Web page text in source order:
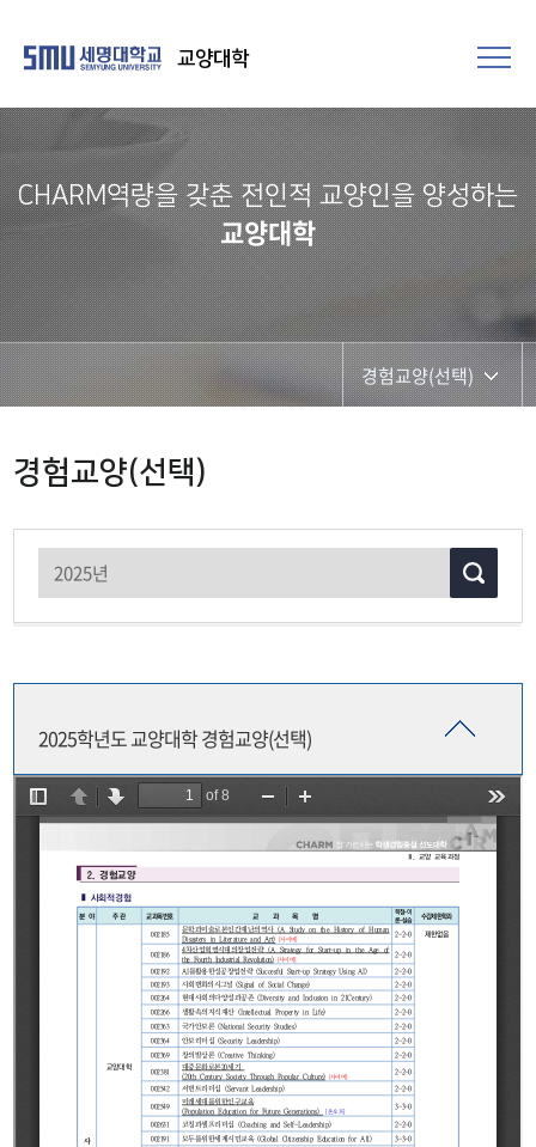
교양대학
CHARM역량을 갖춘 전인적 교양인을 양성하는
교양대학
경험교양(선택)
전공탐색경험
교직과정
경험교양(선택)
2025학년도 교양대학 경험교양(선택)